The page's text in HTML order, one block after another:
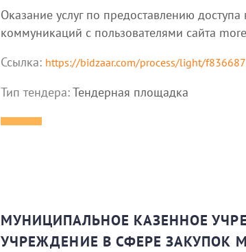
Оказание услуг по предоставлению
коммуникаций с пользователями сайта
Ссылка: https://bidzaar.com/process/light/
Тип тендера:Тендерная площадка
МУНИЦИПАЛЬНОЕ КАЗЕННОЕ
УЧРЕЖДЕНИЕ В СФЕРЕ ЗАКУПОК